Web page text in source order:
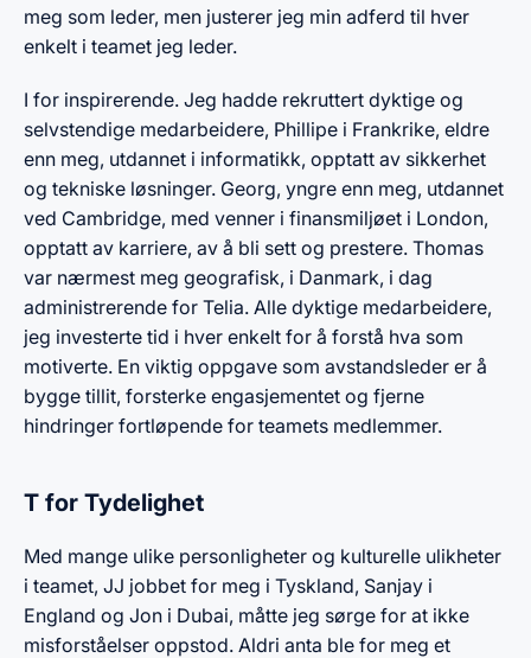
meg som leder, men justerer jeg min adferd til hver
enkelt i teamet jeg leder.
I for inspirerende. Jeg hadde rekruttert dyktige og
selvstendige medarbeidere, Phillipe i Frankrike, eldre
enn meg, utdannet i informatikk, opptatt av sikkerhet
og tekniske løsninger. Georg, yngre enn meg, utdannet
ved Cambridge, med venner i finansmiljøet i London,
opptatt av karriere, av å bli sett og prestere. Thomas
var nærmest meg geografisk, i Danmark, i dag
administrerende for Telia. Alle dyktige medarbeidere,
jeg investerte tid i hver enkelt for å forstå hva som
motiverte. En viktig oppgave som avstandsleder er å
bygge tillit, forsterke engasjementet og fjerne
hindringer fortløpende for teamets medlemmer.
T for Tydelighet
Med mange ulike personligheter og kulturelle ulikheter
i teamet, JJ jobbet for meg i Tyskland, Sanjay i
England og Jon i Dubai, måtte jeg sørge for at ikke
misforståelser oppstod. Aldri anta ble for meg et